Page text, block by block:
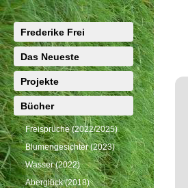
Frederike Frei
Das Neueste
Projekte
Bücher
Freisprüche (2022/2025)
Blumengesichter (2023)
Wasser (2022)
Aberglück (2018)